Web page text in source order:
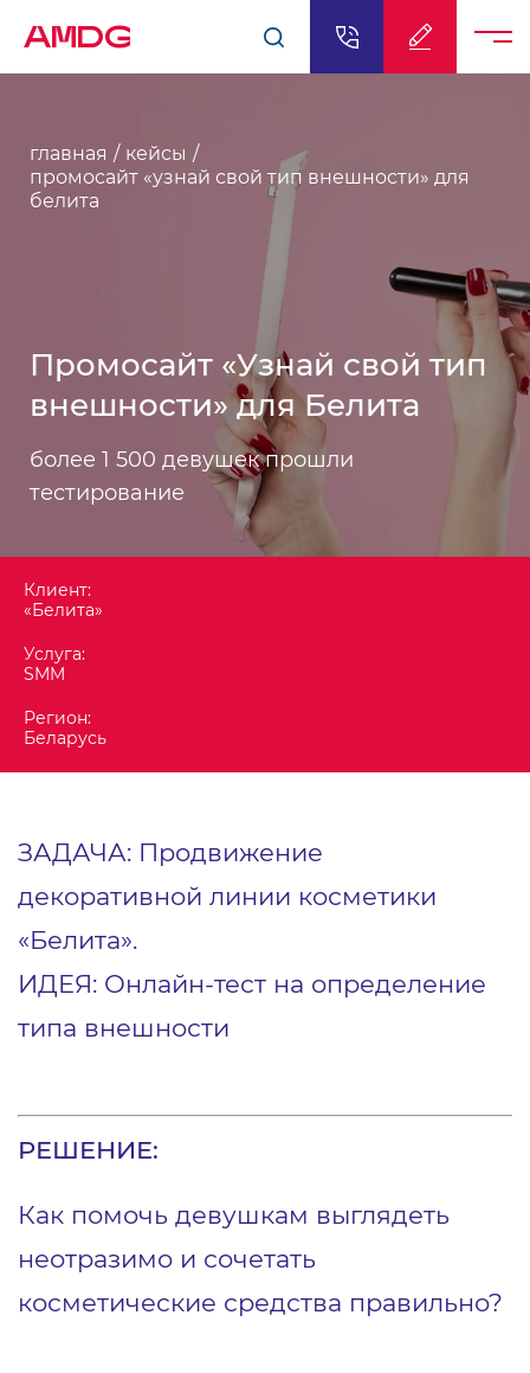
AMDG
главная
кейсы
промосайт «узнай свой тип внешности» для
белита
Промосайт «Узнай свой тип
внешности» для Белита
более 1 500 девушек прошли
тестирование
Клиент:
«Белита»
Услуга:
SMM
Регион:
Беларусь
ЗАДАЧА: Продвижение
декоративной линии косметики
«Белита».
ИДЕЯ: Онлайн-тест на определение
типа внешности
РЕШЕНИЕ:
Как помочь девушкам выглядеть
неотразимо и сочетать
косметические средства правильно?